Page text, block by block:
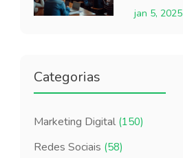
jan 5, 2025
Categorias
Marketing Digital (150)
Redes Sociais (58)